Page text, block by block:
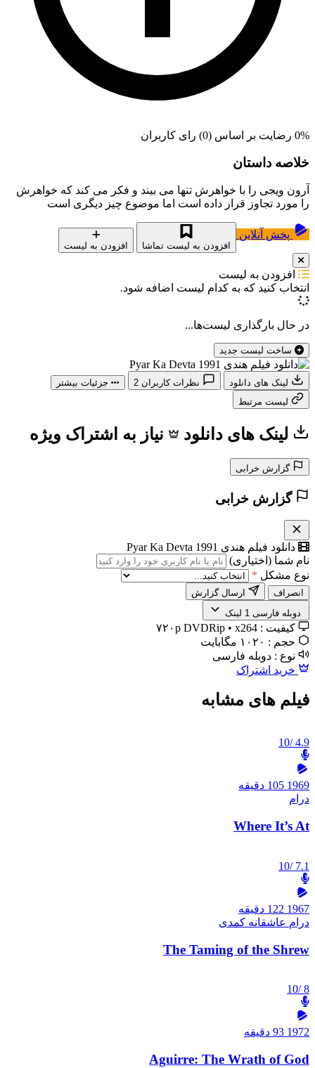
0% رضایت بر اساس (0) رای کاربران
خلاصه داستان
آرون ویجی را با خواهرش تنها می بیند و فکر می کند که خواهرش
را مورد تجاوز قرار داده است اما موضوع چیز دیگری است
پخش آنلاین
افزودن به لیست تماشا افزودن به لیست
افزودن به لیست
انتخاب کنید که به کدام لیست اضافه شود.
در حال بارگذاری لیست‌ها...
2
جزئیات بیشتر
لینک های دانلود نیاز به اشتراک ویژه
گزارش خرابی
گزارش خرابی
دانلود فیلم هندی Pyar Ka Devta 1991
نام شما (اختیاری)
نوع مشکل *
انصراف
️ دوبله فارسی 1 لینک
کیفیت : ۷۲۰p DVDRip • x264
حجم : ۱۰۲۰ مگابایت
نوع : دوبله فارسی
خرید اشتراک
فیلم های مشابه
4.9
/10
1969 105 دقیقه
درام
Where It’s At
7.1
/10
1967 122 دقیقه
درام عاشقانه کمدی
The Taming of the Shrew
8
/10
1972 93 دقیقه
Aguirre: The Wrath of God